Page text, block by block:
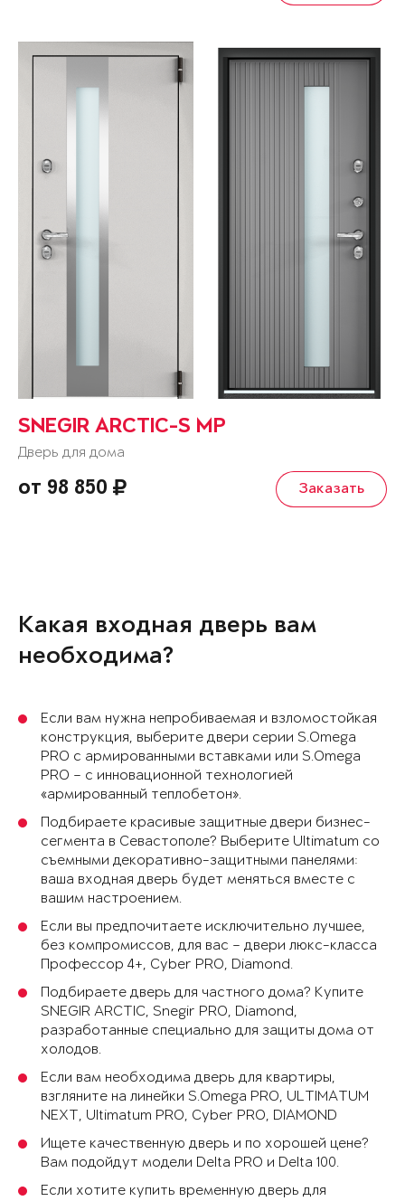
SNEGIR ARCTIC-S MP
Дверь для дома
от 98 850 Заказать
Какая входная дверь вам
необходима?
Если вам нужна непробиваемая и взломостойкая
конструкция, выберите двери серии S.Omega
PRO с армированными вставками или S.Omega
PRO – с инновационной технологией
«армированный теплобетон».
Подбираете красивые защитные двери бизнес-
сегмента в Севастополе? Выберите Ultimatum со
съемными декоративно-защитными панелями:
ваша входная дверь будет меняться вместе с
вашим настроением.
Если вы предпочитаете исключительно лучшее,
без компромиссов, для вас – двери люкс-класса
Профессор 4+, Cyber PRO, Diamond.
Подбираете дверь для частного дома? Купите
SNEGIR ARCTIC, Snegir PRO, Diamond,
разработанные специально для защиты дома от
холодов.
Если вам необходима дверь для квартиры,
взгляните на линейки S.Omega PRO, ULTIMATUM
NEXT, Ultimatum PRO, Cyber PRO, DIAMOND
Ищете качественную дверь и по хорошей цене?
Вам подойдут модели Delta PRO и Delta 100.
Если хотите купить временную дверь для